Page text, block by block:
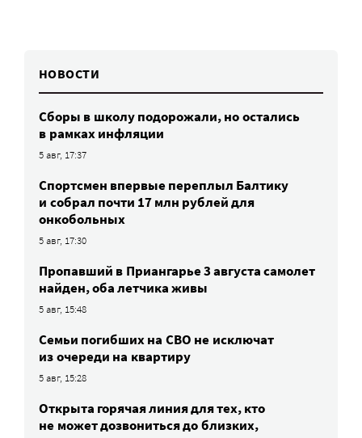
НОВОСТИ
Сборы в школу подорожали, но остались
в рамках инфляции
5 авг, 17:37
Спортсмен впервые переплыл Балтику
и собрал почти 17 млн рублей для
онкобольных
5 авг, 17:30
Пропавший в Приангарье 3 августа самолет
найден, оба летчика живы
5 авг, 15:48
Семьи погибших на СВО не исключат
из очереди на квартиру
5 авг, 15:28
Открыта горячая линия для тех, кто
не может дозвониться до близких,